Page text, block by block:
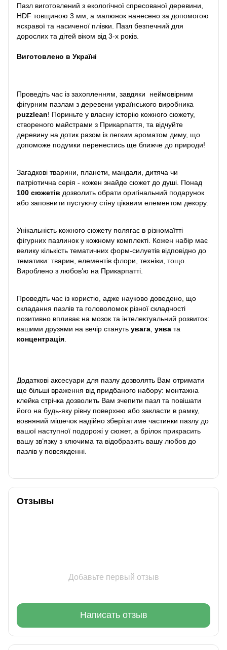
Пазл виготовлений з екологічної спресованої деревини,
HDF товщиною 3 мм, а малюнок нанесено за допомогою
яскравої та насиченої плівки. Пазл безпечний для
дорослих та дітей віком від 3-х років.
Виготовлено в Україні
Проведіть час із захопленням, завдяки неймовірним
фігурним пазлам з деревени українського виробника
puzzlean! Пориньте у власну історію кожного сюжету,
створеного майстрами з Прикарпаття, та відчуйте
деревину на дотик разом із легким ароматом диму, що
допоможе подумки перенестись ще ближче до природи!
Загадкові тварини, планети, мандали, дитяча чи
патріотична серія - кожен знайде сюжет до душі. Понад
100 сюжетів дозволить обрати оригінальний подарунок
або заповнити пустуючу стіну цікавим елементом декору.
Унікальність кожного сюжету полягає в різномаїтті
фігурних пазлинок у кожному комплекті. Кожен набір має
велику кількість тематичних форм-силуетів відповідно до
тематики: тварин, елементів флори, техніки, тощо.
Вироблено з любов’ю на Прикарпатті.
Проведіть час із користю, адже науково доведено, що
складання пазлів та головоломок різної складності
позитивно впливає на мозок та інтелектуальний розвиток:
вашими друзями на вечір стануть увага уява та
концентрація
Додаткові аксесуари для пазлу дозволять Вам отримати
ще більші враження від придбаного набору: монтажна
клейка стрічка дозволить Вам зчепити пазл та повішати
його на будь-яку рівну поверхню або закласти в рамку,
вовняний мішечок надійно зберігатиме частинки пазлу до
вашої наступної подорожі у сюжет, а брілок прикрасить
вашу зв’язку з ключима та відобразить вашу любов до
пазлів у повсякденні.
Отзывы
Добавьте первый отзыв
Написать отзыв